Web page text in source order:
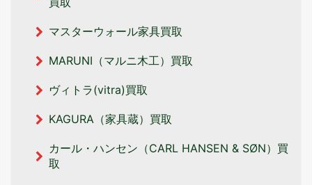
マスターウォール家具買取
MARUNI（マルニ木工）買取
ヴィトラ(vitra)買取
KAGURA（家具蔵）買取
カール・ハンセン（CARL HANSEN & SØN）買
取